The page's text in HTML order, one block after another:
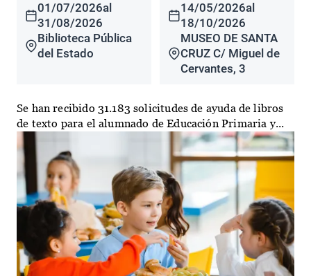
01/07/2026al
31/08/2026
Biblioteca Pública
del Estado
14/05/2026al
18/10/2026
MUSEO DE SANTA
CRUZ C/ Miguel de
Cervantes, 3
Se han recibido 31.183 solicitudes de ayuda de libros
de texto para el alumnado de Educación Primaria y...